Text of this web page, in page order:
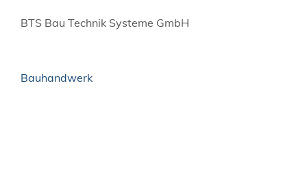
BTS Bau Technik Systeme GmbH
Bauhandwerk